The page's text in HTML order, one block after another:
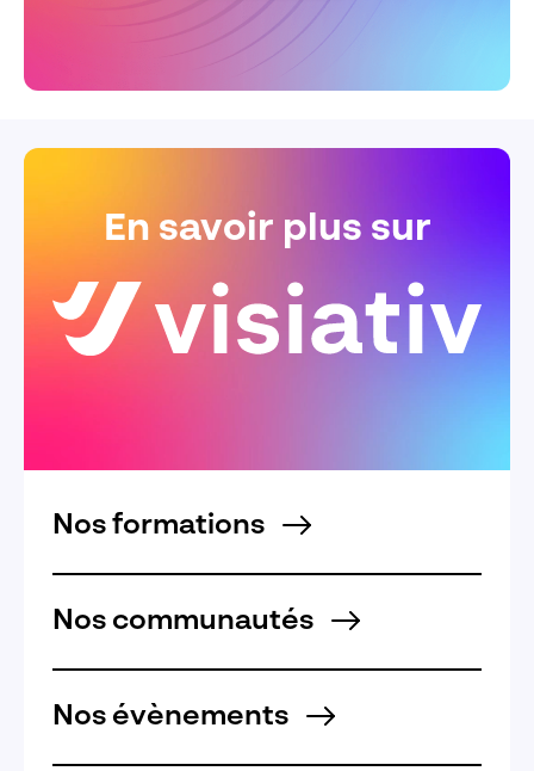
En savoir plus sur
Nos formations
Nos communautés
Nos évènements